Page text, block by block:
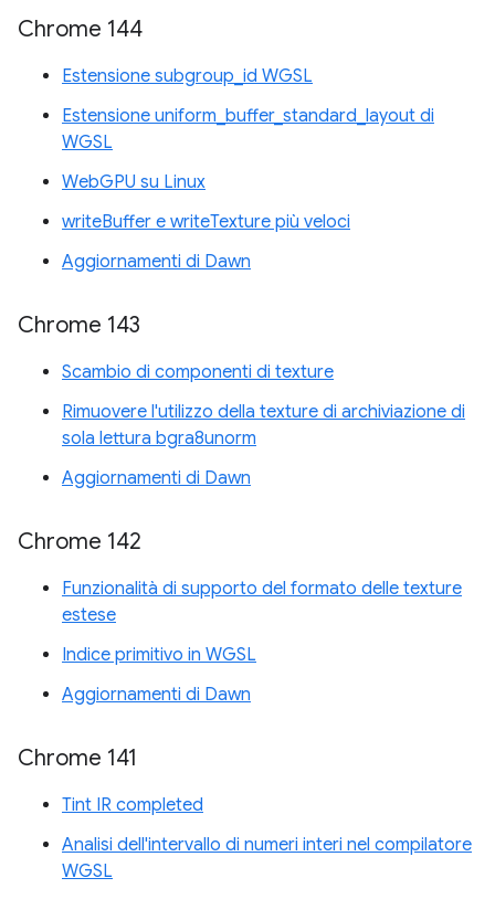
Chrome 144
Estensione subgroup_id WGSL
Estensione uniform_buffer_standard_layout di
WGSL
WebGPU su Linux
writeBuffer e writeTexture più veloci
Aggiornamenti di Dawn
Chrome 143
Scambio di componenti di texture
Rimuovere l'utilizzo della texture di archiviazione di
sola lettura bgra8unorm
Aggiornamenti di Dawn
Chrome 142
Funzionalità di supporto del formato delle texture
estese
Indice primitivo in WGSL
Aggiornamenti di Dawn
Chrome 141
Tint IR completed
Analisi dell'intervallo di numeri interi nel compilatore
WGSL